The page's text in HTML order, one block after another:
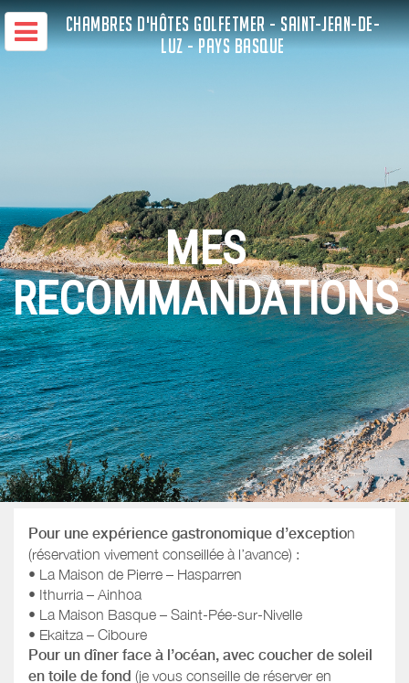
CHAMBRES D'HÔTES GOLFETMER - SAINT-JEAN-DE-
LUZ - PAYS BASQUE
MES
RECOMMANDATIONS
Pour une expérience gastronomique d’exception
(réservation vivement conseillée à l’avance) :
• La Maison de Pierre – Hasparren
• Ithurria – Ainhoa
• La Maison Basque – Saint-Pée-sur-Nivelle
• Ekaitza – Ciboure
Pour un dîner face à l’océan, avec coucher de soleil
en toile de fond (je vous conseille de réserver en